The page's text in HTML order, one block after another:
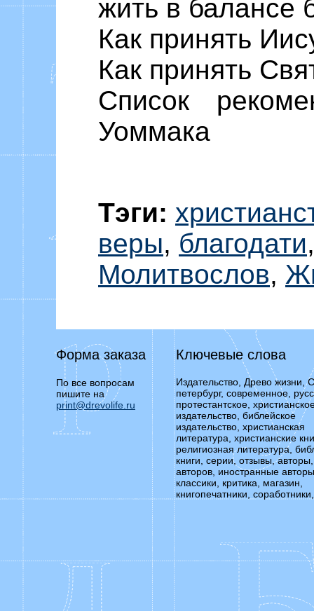
жить в балансе
Как принять
Как принять
Список
Уоммака
Тэги:
веры, благодати
Молитвослов,
Форма заказа
По все вопросам
пишите на
print@drevolife.ru
Ключевые слова
Издательство, Древо жизни,
петербург, современное,
протестантское,
издательство, библейское
издательство, христианская
литература, христианские
религиозная литература,
книги, серии, отзывы,
авторов, иностранные
классики, критика, магазин,
книгопечатники,